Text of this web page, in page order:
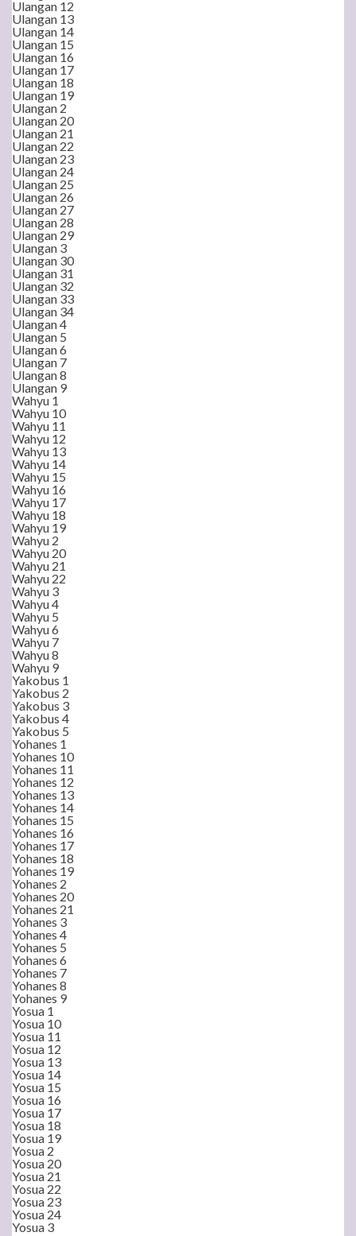
Ulangan 12
Ulangan 13
Ulangan 14
Ulangan 15
Ulangan 16
Ulangan 17
Ulangan 18
Ulangan 19
Ulangan 2
Ulangan 20
Ulangan 21
Ulangan 22
Ulangan 23
Ulangan 24
Ulangan 25
Ulangan 26
Ulangan 27
Ulangan 28
Ulangan 29
Ulangan 3
Ulangan 30
Ulangan 31
Ulangan 32
Ulangan 33
Ulangan 34
Ulangan 4
Ulangan 5
Ulangan 6
Ulangan 7
Ulangan 8
Ulangan 9
Wahyu 1
Wahyu 10
Wahyu 11
Wahyu 12
Wahyu 13
Wahyu 14
Wahyu 15
Wahyu 16
Wahyu 17
Wahyu 18
Wahyu 19
Wahyu 2
Wahyu 20
Wahyu 21
Wahyu 22
Wahyu 3
Wahyu 4
Wahyu 5
Wahyu 6
Wahyu 7
Wahyu 8
Wahyu 9
Yakobus 1
Yakobus 2
Yakobus 3
Yakobus 4
Yakobus 5
Yohanes 1
Yohanes 10
Yohanes 11
Yohanes 12
Yohanes 13
Yohanes 14
Yohanes 15
Yohanes 16
Yohanes 17
Yohanes 18
Yohanes 19
Yohanes 2
Yohanes 20
Yohanes 21
Yohanes 3
Yohanes 4
Yohanes 5
Yohanes 6
Yohanes 7
Yohanes 8
Yohanes 9
Yosua 1
Yosua 10
Yosua 11
Yosua 12
Yosua 13
Yosua 14
Yosua 15
Yosua 16
Yosua 17
Yosua 18
Yosua 19
Yosua 2
Yosua 20
Yosua 21
Yosua 22
Yosua 23
Yosua 24
Yosua 3